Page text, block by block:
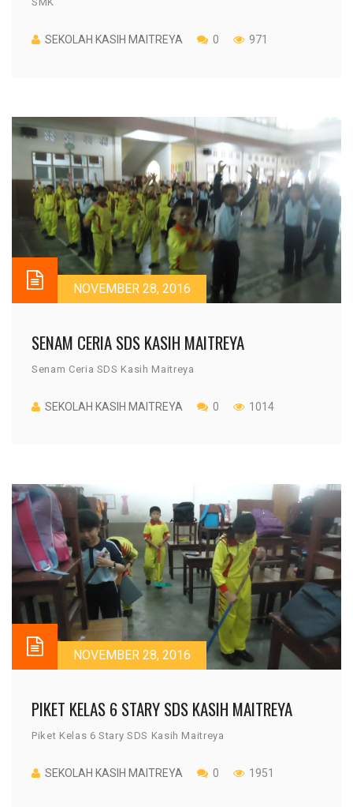
SEKOLAH KASIH MAITREYA 0 971
NOVEMBER 28, 2016
SENAM CERIA SDS KASIH MAITREYA
Senam Ceria SDS Kasih Maitreya
SEKOLAH KASIH MAITREYA 0 1014
NOVEMBER 28, 2016
PIKET KELAS 6 STARY SDS KASIH MAITREYA
Piket Kelas 6 Stary SDS Kasih Maitreya
SEKOLAH KASIH MAITREYA 0 1951